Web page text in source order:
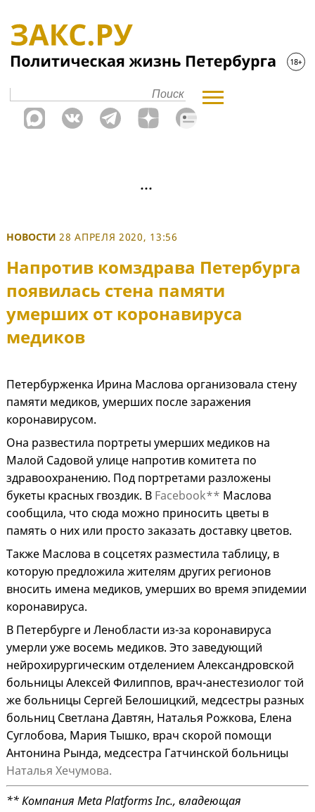
НОВОСТИ 28 АПРЕЛЯ 2020, 13:56
Напротив комздрава Петербурга
появилась стена памяти
умерших от коронавируса
медиков
Петербурженка Ирина Маслова организовала стену
памяти медиков, умерших после заражения
коронавирусом.
Она развестила портреты умерших медиков на
Малой Садовой улице напротив комитета по
здравоохранению. Под портретами разложены
букеты красных гвоздик. В Facebook** Маслова
сообщила, что сюда можно приносить цветы в
память о них или просто заказать доставку цветов.
Также Маслова в соцсетях разместила таблицу, в
которую предложила жителям других регионов
вносить имена медиков, умерших во время эпидемии
коронавируса.
В Петербурге и Ленобласти из-за коронавируса
умерли уже восемь медиков. Это заведующий
нейрохирургическим отделением Александровской
больницы Алексей Филиппов, врач-анестезиолог той
же больницы Сергей Белошицкий, медсестры разных
больниц Светлана Давтян, Наталья Рожкова, Елена
Суглобова, Мария Тышко, врач скорой помощи
Антонина Рында, медсестра Гатчинской больницы
Наталья Хечумова.
** Компания Meta Platforms Inc., владеющая